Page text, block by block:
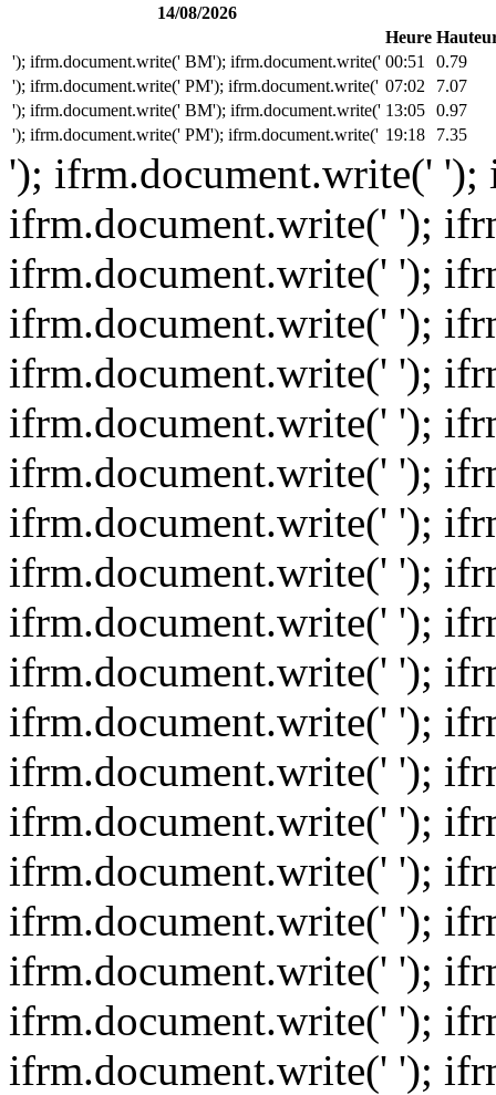
14/08/2026
Heure
'); ifrm.document.write(' BM'); ifrm.document.write(' 00:51
0.79
'); ifrm.document.write(' PM'); ifrm.document.write(' 07:02
7.07
'); ifrm.document.write(' BM'); ifrm.document.write(' 13:05 0.97
'); ifrm.document.write(' PM'); ifrm.document.write(' 19:18 7.35
'); ifrm.document.write('
ifrm.document.write(' ');
ifrm.document.write(' ');
ifrm.document.write(' ');
ifrm.document.write(' ');
ifrm.document.write(' ');
ifrm.document.write(' ');
ifrm.document.write(' ');
ifrm.document.write(' ');
ifrm.document.write(' ');
ifrm.document.write(' ');
ifrm.document.write(' ');
ifrm.document.write(' ');
ifrm.document.write(' ');
ifrm.document.write(' ');
ifrm.document.write(' ');
ifrm.document.write(' ');
ifrm.document.write(' ');
ifrm.document.write(' ');